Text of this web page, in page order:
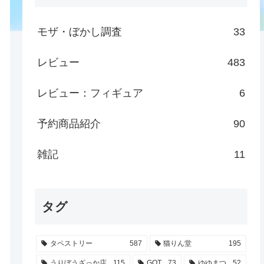
モザ・ぼかし調査 33
レビュー 483
レビュー：フィギュア 6
予約商品紹介 90
雑記 11
タグ
タペストリー 587 猫りん堂 195